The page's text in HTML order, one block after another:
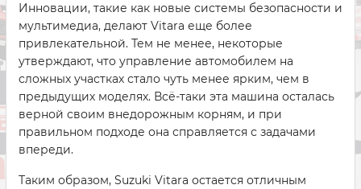
Инновации, такие как новые системы безопасности и
мультимедиа, делают Vitara еще более
привлекательной. Тем не менее, некоторые
утверждают, что управление автомобилем на
сложных участках стало чуть менее ярким, чем в
предыдущих моделях. Всё-таки эта машина осталась
верной своим внедорожным корням, и при
правильном подходе она справляется с задачами
впереди.
Таким образом, Suzuki Vitara остается отличным